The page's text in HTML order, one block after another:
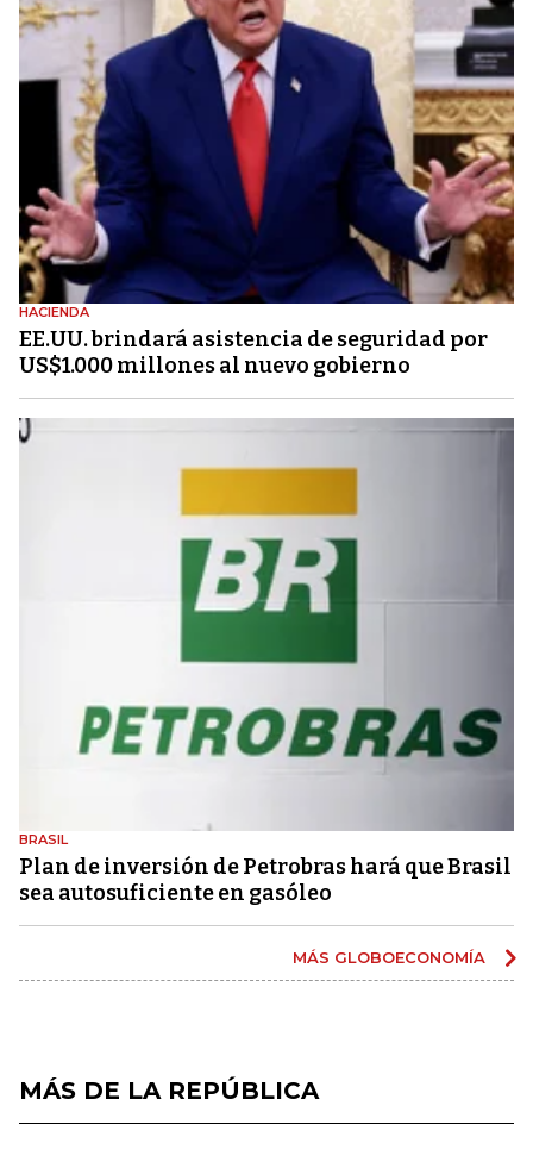
HACIENDA
EE.UU. brindará asistencia de seguridad por
US$1.000 millones al nuevo gobierno
BRASIL
Plan de inversión de Petrobras hará que Brasil
sea autosuficiente en gasóleo
MÁS GLOBOECONOMÍA
MÁS DE LA REPÚBLICA